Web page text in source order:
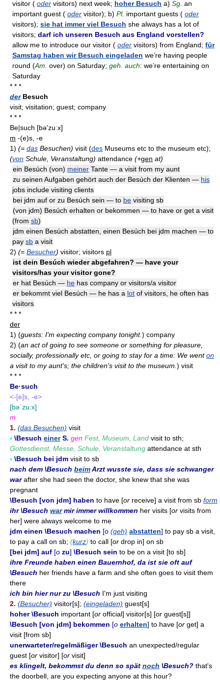
visitor ( oder visitors) next week; hoher Besuch a) Sg. an
important guest ( oder visitor); b) Pl. important guests ( oder
visitors); sie hat immer viel Besuch she always has a lot of
visitors; darf ich unseren Besuch aus England vorstellen?
allow me to introduce our visitor ( oder visitors) from England; für
Samstag haben wir Besuch eingeladen we’re having people
round (Am. over) on Saturday; geh. auch: we’re entertaining on
Saturday
* * *
derBesuch
visit; visitation; guest; company
* * *
Be|such [bə'zuːx]
m -(e)s, -e
1) (= das Besuchen) visit (des Museums etc to the museum etc);
(von Schule, Veranstaltung) attendance (+gen at)
ein Besúch (von) meiner Tante — a visit from my aunt
zu seinen Aufgaben gehört auch der Besúch der Klienten — his
jobs include visiting clients
bei jdm auf or zu Besúch sein — to be visiting sb
(von jdm) Besúch erhalten or bekommen — to have or get a visit
(from sb)
jdm einen Besúch abstatten, einen Besúch bei jdm machen — to
pay sb a visit
2) (= Besucher) visitor; visitors pl
ist dein Besúch wieder abgefahren? — have your
visitors/has your visitor gone?
er hat Besúch — he has company or visitors/a visitor
er bekommt viel Besúch — he has a lot of visitors, he often has
visitors
* * *
der
1) (guests: I'm expecting company tonight.) company
2) (an act of going to see someone or something for pleasure,
socially, professionally etc, or going to stay for a time: We wenton
a visit to my aunt's; the children's visit to the museum. ) visit
* * *
Be·such
<-[e]s, -e>
[bəˈzu:x]
m
1. (das Besuchen) visit
▪ \Besuch einerS. gen Fest, Museum, Land visit to sth;
Gottesdienst, Messe, Schule, Veranstaltung attendance at sth
▪ \Besuch bei jdm visit to sb
nach dem \Besuch beimArzt wusste sie, dass sie schwanger
warafter she had seen the doctor, she knew that she was
pregnant
\Besuch [von jdm] haben to have [or receive] a visit from sb form
ihr \Besuch warmir immer willkommen her visits [or visits from
her] were always welcome to me
jdm einen \Besuch machen [o (geh) abstatten] to pay sb a visit,
to pay a call on sb; (kurz) to call [or drop in] on sb
[bei jdm] auf [o zu] \Besuch sein to be on a visit [to sb]
ihre Freunde haben einen Bauernhof, da ist sie oft auf
\Besuch her friends have a farm and she often goes to visit them
there
ich bin hier nur zu \Besuch I'm just visiting
2. (Besucher) visitor[s]; (eingeladen) guest[s]
hoher \Besuch important [or official] visitor[s] [or guest[s]]
\Besuch [von jdm] bekommen [o erhalten] to have [or get] a
visit [from sb]
unerwarteter/regelmäßiger \Besuch an unexpected/regular
guest [or visitor] [or visit]
es klingelt, bekommst du denn so spät noch \Besuch? that's
the doorbell, are you expecting anyone at this hour?